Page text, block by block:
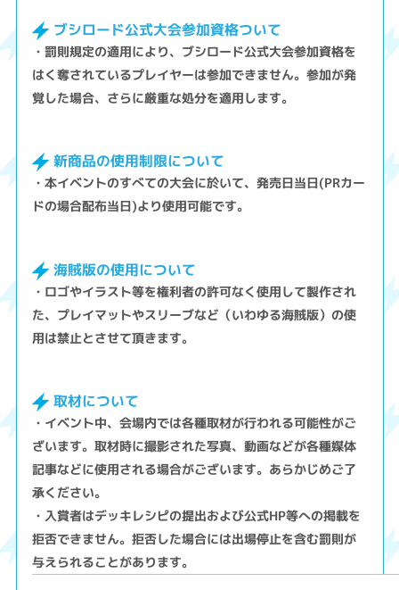
ブシロード公式大会参加資格ついて
・罰則規定の適用により、ブシロード公式大会参加資格を
はく奪されているプレイヤーは参加できません。参加が発
覚した場合、さらに厳重な処分を適用します。
新商品の使用制限について
・本イベントのすべての大会に於いて、発売日当日(PRカー
ドの場合配布当日)より使用可能です。
海賊版の使用について
・ロゴやイラスト等を権利者の許可なく使用して製作され
た、プレイマットやスリーブなど（いわゆる海賊版）の使
用は禁止とさせて頂きます。
取材について
・イベント中、会場内では各種取材が行われる可能性がご
ざいます。取材時に撮影された写真、動画などが各種媒体
記事などに使用される場合がございます。あらかじめご了
承ください。
・入賞者はデッキレシピの提出および公式HP等への掲載を
拒否できません。拒否した場合には出場停止を含む罰則が
与えられることがあります。